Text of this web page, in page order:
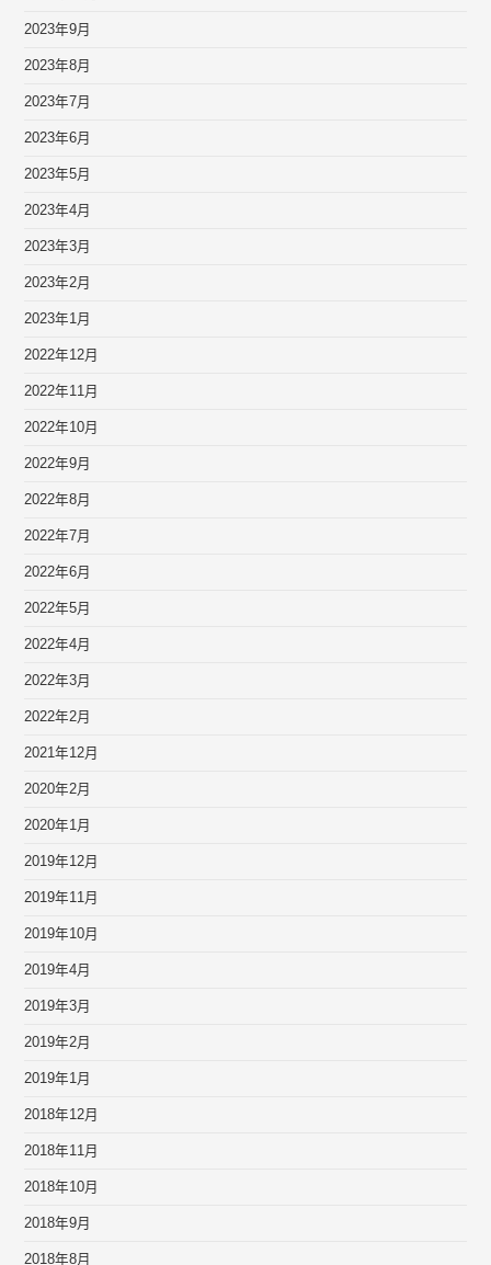
2023年9月
2023年8月
2023年7月
2023年6月
2023年5月
2023年4月
2023年3月
2023年2月
2023年1月
2022年12月
2022年11月
2022年10月
2022年9月
2022年8月
2022年7月
2022年6月
2022年5月
2022年4月
2022年3月
2022年2月
2021年12月
2020年2月
2020年1月
2019年12月
2019年11月
2019年10月
2019年4月
2019年3月
2019年2月
2019年1月
2018年12月
2018年11月
2018年10月
2018年9月
2018年8月